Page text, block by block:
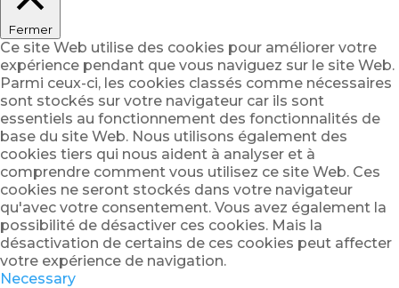
Fermer
Ce site Web utilise des cookies pour améliorer votre
expérience pendant que vous naviguez sur le site Web.
Parmi ceux-ci, les cookies classés comme nécessaires
sont stockés sur votre navigateur car ils sont
essentiels au fonctionnement des fonctionnalités de
base du site Web. Nous utilisons également des
cookies tiers qui nous aident à analyser et à
comprendre comment vous utilisez ce site Web. Ces
cookies ne seront stockés dans votre navigateur
qu'avec votre consentement. Vous avez également la
possibilité de désactiver ces cookies. Mais la
désactivation de certains de ces cookies peut affecter
votre expérience de navigation.
Necessary